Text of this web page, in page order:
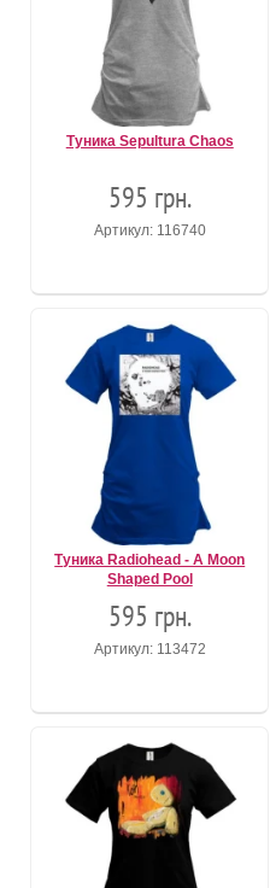
Туника Sepultura Chaos
595 грн.
Артикул: 116740
Туника Radiohead - A Moon
Shaped Pool
595 грн.
Артикул: 113472